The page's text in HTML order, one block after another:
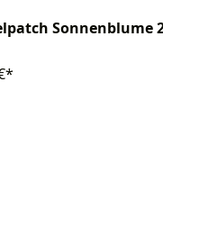
Sonnenblume 2